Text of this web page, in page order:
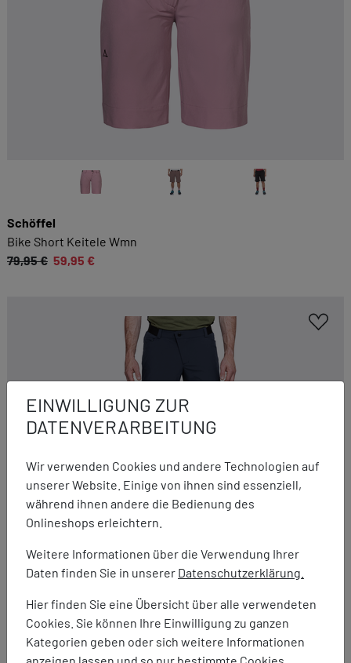
EINWILLIGUNG ZUR
DATENVERARBEITUNG
Wir verwenden Cookies und andere Technologien auf
unserer Website. Einige von ihnen sind essenziell,
während ihnen andere die Bedienung des
Onlineshops erleichtern.
Weitere Informationen über die Verwendung Ihrer
Daten finden Sie in unserer Datenschutzerklärung.
Hier finden Sie eine Übersicht über alle verwendeten
Cookies. Sie können Ihre Einwilligung zu ganzen
Kategorien geben oder sich weitere Informationen
Schöffel
Bike Short Keitele Wmn
79,95 € 59,95 €
Schöffel
Shorts Keitele Men
79,95 € 59,95 €